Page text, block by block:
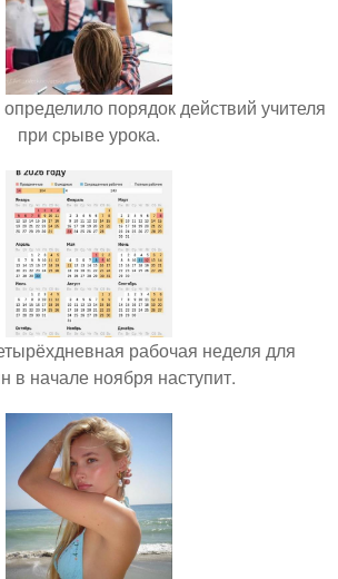
порядок действий учителя
при срыве урока.
рабочая неделя для
в начале ноября наступит.